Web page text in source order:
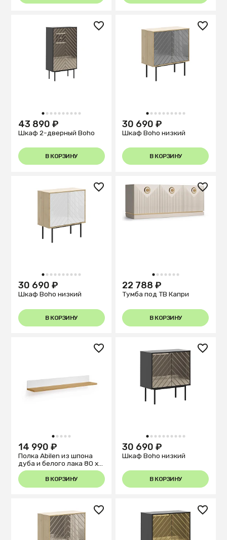
1 2 3 4 5 6 7 8 9 10
43 890 ₽
Шкаф 2-дверный Boho
В КОРЗИНУ
1 2 3 4 5 6 7 8 9 10
30 690 ₽
Шкаф Boho низкий
В КОРЗИНУ
1 2 3 4 5 6 7 8 9 10
30 690 ₽
Шкаф Boho низкий
В КОРЗИНУ
1 2 3 4 5 6 7
22 788 ₽
Тумба под ТВ Капри
В КОРЗИНУ
1 2 3 4 5
14 990 ₽
Полка Abilen из шпона
дуба и белого лака 80 x
15 cm
В КОРЗИНУ
1 2 3 4 5 6 7 8 9 10
30 690 ₽
Шкаф Boho низкий
В КОРЗИНУ